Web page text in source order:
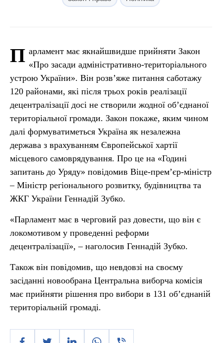
П арламент має якнайшвидше прийняти Закон
«Про засади адміністративно-територіального
устрою України». Він розв’яже питання саботажу
120 районами, які після трьох років реалізації
децентралізації досі не створили жодної об’єднаної
територіальної громади. Закон покаже, яким чином
далі формуватиметься Україна як незалежна
держава з врахуванням Європейської хартії
місцевого самоврядування. Про це на «Годині
запитань до Уряду» повідомив Віце-прем’єр-міністр
– Міністр регіонального розвитку, будівництва та
ЖКГ України Геннадій Зубко.
«Парламент має в черговий раз довести, що він є
локомотивом у проведенні реформи
децентралізації», – наголосив Геннадій Зубко.
Також він повідомив, що невдовзі на своєму
засіданні новообрана Центральна виборча комісія
має прийняти рішення про вибори в 131 об’єднаній
територіальній громаді.